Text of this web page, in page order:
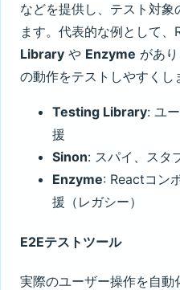
などを提供し、テスト対象
ます。代表的な例として、
Library や Enzyme があ
の動作をテストしやすくし
Testing Library: ユ
援
Sinon: スパイ、スタ
Enzyme: Reactコン
援（レガシー）
E2Eテストツール
実際のユーザー操作を自